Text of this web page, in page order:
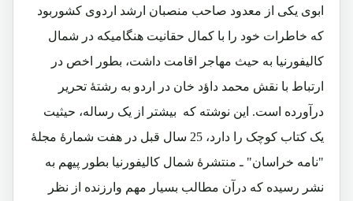
ابوی یکی از معدود صاحب منصبان ارشد اردوی کشوربود
که خاطرات خود را با کمال حقانیت هنگامیکه در شمال
کالیفورنیا به حیث مهاجر اقامت داشت، بطور اخص در
ارتباط با نقش محمد داؤد خان در اردو به رشتۀ تحریر
درآورده است. این نوشته که بیشتر از یک رساله، حیثیت
یک کتاب کوچک را دارد، 25 سال قبل در هفت شمارۀ مجلۀ
"نامه خراسان" ـ منتشرۀ شمال کالیفورنیا بطور پیهم به
نشر رسیده که درآن مطالب بسیار مهم وارزنده از نظر